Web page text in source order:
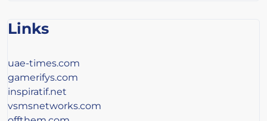
Links
uae-times.com
gamerifys.com
inspiratif.net
vsmsnetworks.com